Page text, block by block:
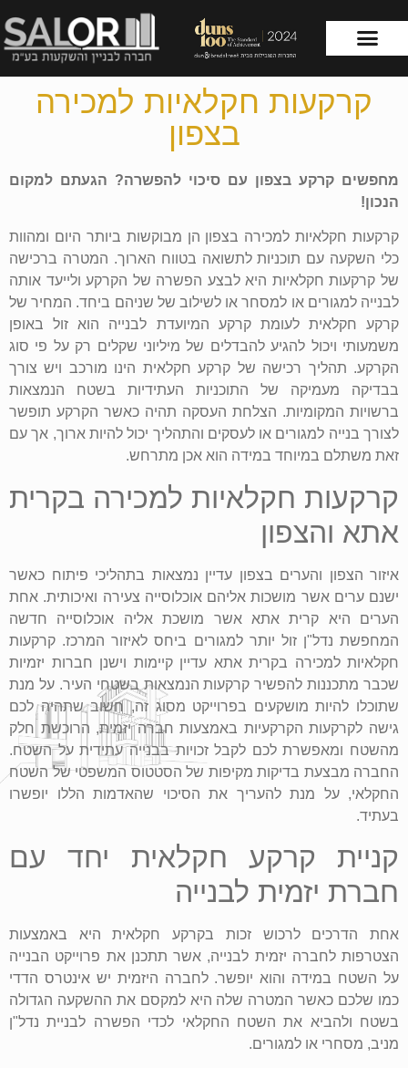
קרקעות חקלאיות למכירה
בצפון
מחפשים קרקע בצפון עם סיכוי להפשרה? הגעתם למקום
הנכון!
קרקעות חקלאיות למכירה בצפון הן מבוקשות ביותר היום ומהוות
כלי השקעה עם תוכניות לתשואה בטווח הארוך. המטרה ברכישה
של קרקעות חקלאיות היא לבצע הפשרה של הקרקע ולייעד אותה
לבנייה למגורים או למסחר או לשילוב של שניהם ביחד. המחיר של
קרקע חקלאית לעומת קרקע המיועדת לבנייה הוא זול באופן
משמעותי ויכול להגיע להבדלים של מיליוני שקלים רק על פי סוג
הקרקע. תהליך רכישה של קרקע חקלאית הינו מורכב ויש צורך
בבדיקה מעמיקה של התוכניות העתידיות בשטח הנמצאות
ברשויות המקומיות. הצלחת העסקה תהיה כאשר הקרקע תופשר
לצורך בנייה למגורים או לעסקים והתהליך יכול להיות ארוך, אך עם
זאת משתלם במיוחד במידה הוא אכן מתרחש.
קרקעות חקלאיות למכירה בקרית
אתא והצפון
איזור הצפון והערים בצפון עדיין נמצאות בתהליכי פיתוח כאשר
ישנם ערים אשר מושכות אליהם אוכלוסייה צעירה ואיכותית. אחת
הערים היא קרית אתא אשר מושכת אליה אוכלוסייה חדשה
המחפשת נדל"ן זול יותר למגורים ביחס לאיזור המרכז. קרקעות
חקלאיות למכירה בקרית אתא עדיין קיימות וישנן חברות יזמיות
שכבר מתכננות להפשיר קרקעות הנמצאות בשטחי העיר. על מנת
שתוכלו להיות מושקעים בפרוייקט מסוג זה, חשוב שתהיה לכם
גישה לקרקעות הקרקעיות באמצעות חברה יזמית, הרוכשת חלק
מהשטח ומאפשרת לכם לקבל זכויות בבנייה עתידית על השטח.
החברה מבצעת בדיקות מקיפות של הסטטוס המשפטי של השטח
החקלאי, על מנת להעריך את הסיכוי שהאדמות הללו יופשרו
בעתיד.
קניית קרקע חקלאית יחד עם
חברת יזמית לבנייה
אחת הדרכים לרכוש זכות בקרקע חקלאית היא באמצעות
הצטרפות לחברה יזמית לבנייה, אשר תתכנן את פרוייקט הבנייה
על השטח במידה והוא יופשר. לחברה היזמית יש אינטרס הדדי
כמו שלכם כאשר המטרה שלה היא למקסם את ההשקעה הגדולה
בשטח ולהביא את השטח החקלאי לכדי הפשרה לבניית נדל"ן
מניב, מסחרי או למגורים.